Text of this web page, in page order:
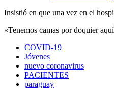
Insistió en que una vez en el
«Tenemos camas por doquier
COVID-19
Jóvenes
nuevo coronavirus
PACIENTES
paraguay